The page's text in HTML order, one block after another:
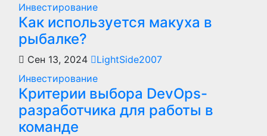
Инвестирование
Как используется макуха в
рыбалке?
Сен 13, 2024
LightSide2007
Инвестирование
Критерии выбора DevOps-
разработчика для работы в
команде